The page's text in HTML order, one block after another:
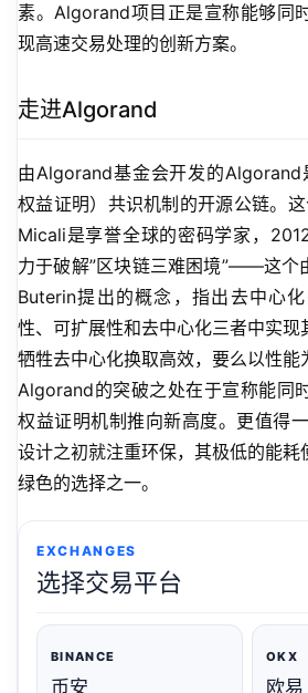
素。Algorand项目正是宣称能够同
现高速交易处理的创新方案。
走进Algorand
由Algorand基金会开发的Algorand
权益证明）共识机制的开源公链。
Micali是享誉全球的密码学家，
力于破解”区块链三难困境”——这个
Buterin提出的概念，指出去中心
性、可扩展性和去中心化三者中实现
牺牲去中心化换取高效，要么以性能
Algorand的突破之处在于宣称能同
权益证明机制推向新高度。更值得
设计之初就注重环保，其极低的能耗
绿色的选择之一。
EXCHANGES
选择交易平台
BINANCE
币安
OKX
欧易